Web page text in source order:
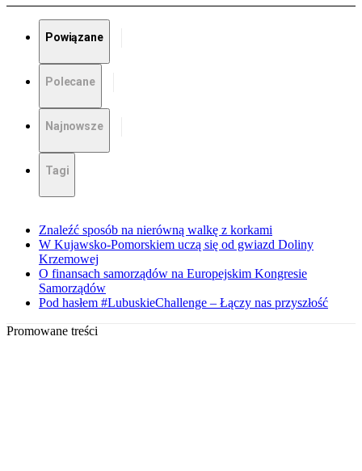
Powiązane
Polecane
Najnowsze
Tagi
Znaleźć sposób na nierówną walkę z korkami
W Kujawsko-Pomorskiem uczą się od gwiazd Doliny
Krzemowej
O finansach samorządów na Europejskim Kongresie
Samorządów
Pod hasłem #LubuskieChallenge – Łączy nas przyszłość
Promowane treści